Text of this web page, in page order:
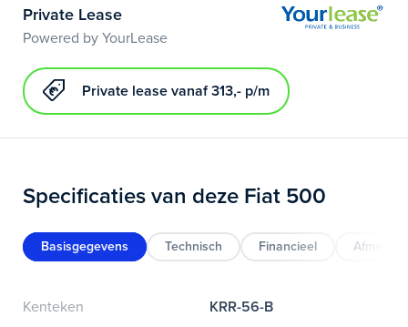
Private Lease
Powered by YourLease
Private lease vanaf 313,- p/m
Specificaties van deze Fiat 500
Basisgegevens Technisch Financieel
Kenteken
KRR-56-B